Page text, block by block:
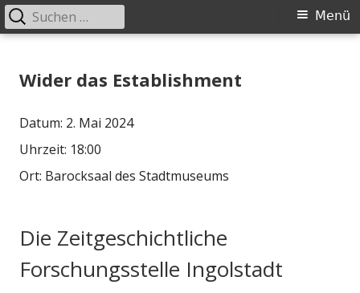
zum
Primäres
Menü
Suchen
nach:
Wider das Establishment
Datum: 2. Mai 2024
Uhrzeit: 18:00
Ort: Barocksaal des Stadtmuseums
Die Zeitgeschichtliche
Forschungsstelle Ingolstadt